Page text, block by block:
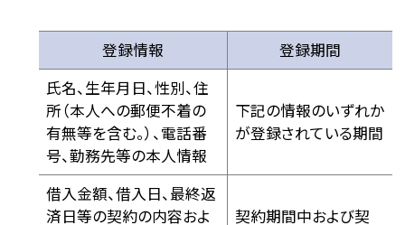
登録情報
登録期間
氏名、生年月日、性別、住
所（本人への郵便不着の
有無等を含む。）、電話番
号、勤務先等の本人情報
下記の情報のいずれか
が登録されている期間
借入金額、借入日、最終返
済日等の契約の内容およ
契約期間中および契